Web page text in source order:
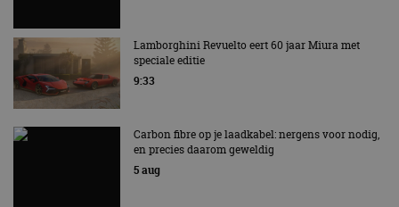
Lamborghini Revuelto eert 60 jaar Miura met
speciale editie
9:33
Carbon fibre op je laadkabel: nergens voor nodig,
en precies daarom geweldig
5 aug